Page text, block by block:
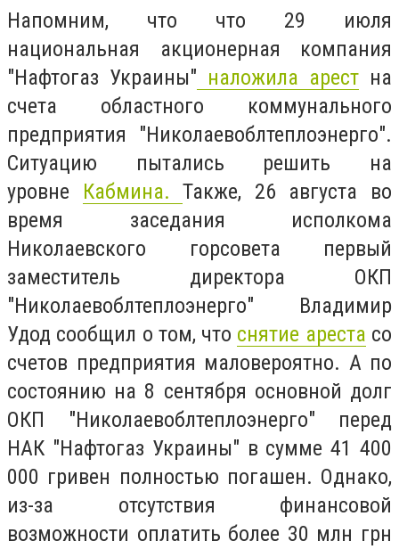
Напомним, что что 29 июля
национальная акционерная компания
"Нафтогаз Украины" наложила арест на
счета областного коммунального
предприятия "Николаевоблтеплоэнерго".
Ситуацию пытались решить на
уровне Кабмина.Также, 26 августа во
время заседания исполкома
Николаевского горсовета первый
заместитель директора ОКП
"Николаевоблтеплоэнерго" Владимир
Удод сообщил о том, что снятие ареста со
счетов предприятия маловероятно. А по
состоянию на 8 сентября основной долг
ОКП "Николаевоблтеплоэнерго" перед
НАК "Нафтогаз Украины" в сумме 41 400
000 гривен полностью погашен. Однако,
из-за отсутствия финансовой
возможности оплатить более 30 млн грн